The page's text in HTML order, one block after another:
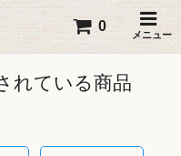
メニュー
0
れている商品